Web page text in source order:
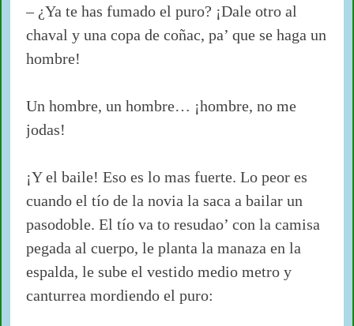
– ¿Ya te has fumado el puro? ¡Dale otro al
chaval y una copa de coñac, pa’ que se haga un
hombre!
Un hombre, un hombre… ¡hombre, no me
jodas!
¡Y el baile! Eso es lo mas fuerte. Lo peor es
cuando el tío de la novia la saca a bailar un
pasodoble. El tío va to resudao’ con la camisa
pegada al cuerpo, le planta la manaza en la
espalda, le sube el vestido medio metro y
canturrea mordiendo el puro: